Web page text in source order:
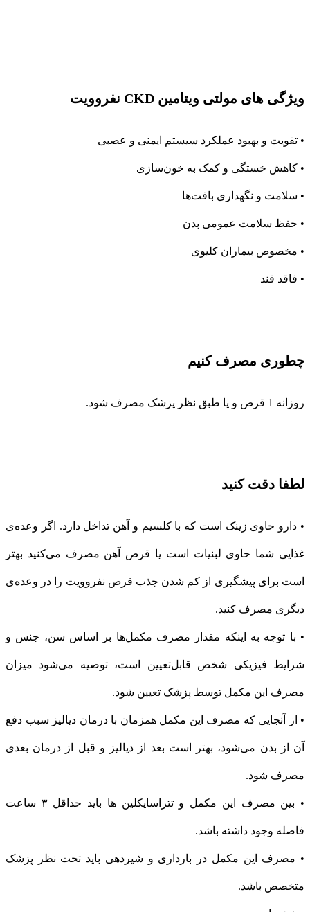
ویژگی های مولتی ویتامین CKD نفروویت
• تقویت و بهبود عملکرد سیستم ایمنی و عصبی
• کاهش خستگی و کمک به خون‌سازی
• سلامت و نگهداری بافت‌ها
• حفظ سلامت عمومی بدن
• مخصوص بیماران کلیوی
• فاقد قند
چطوری مصرف کنیم
روزانه 1 قرص و یا طبق نظر پزشک مصرف شود.
لطفا دقت کنید
• دارو حاوی زینک است که با کلسیم و آهن تداخل دارد. اگر وعده‌ی
غذایی شما حاوی لبنیات است یا قرص آهن مصرف می‌کنید بهتر
است برای پیشگیری از کم شدن جذب قرص نفروویت را در وعده‌ی
دیگری مصرف کنید.
• با توجه به اینکه مقدار مصرف مکمل‌ها بر اساس سن، جنس و
شرایط فیزیکی شخص قابل‌تعیین است، توصیه می‌شود میزان
مصرف این مکمل توسط پزشک تعیین شود.
• از آنجایی که مصرف این مکمل همزمان با درمان دیالیز سبب دفع
آن از بدن می‌شود، بهتر است بعد از دیالیز و قبل از درمان بعدی
مصرف شود.
• بین مصرف این مکمل و تتراسایکلین ها باید حداقل ۳ ساعت
فاصله وجود داشته باشد.
• مصرف این مکمل در بارداری و شیردهی باید تحت نظر پزشک
متخصص باشد.